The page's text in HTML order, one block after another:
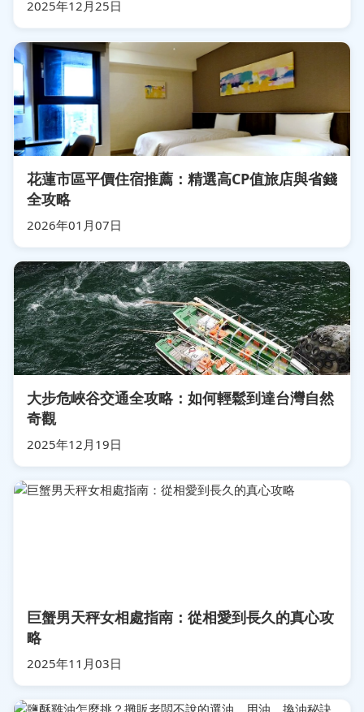
2025年12月25日
花蓮市區平價住宿推薦：精選高CP值旅店與省錢
全攻略
2026年01月07日
大步危峽谷交通全攻略：如何輕鬆到達台灣自然
奇觀
2025年12月19日
巨蟹男天秤女相處指南：從相愛到長久的真心攻
略
2025年11月03日